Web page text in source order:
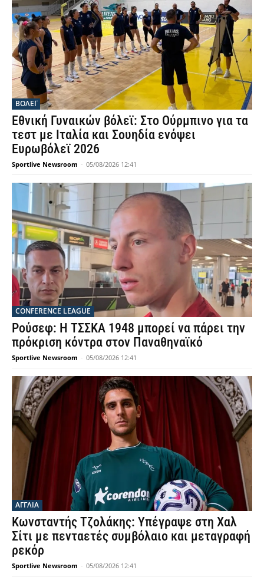
ΒΟΛΕΪ
Εθνική Γυναικών βόλεϊ: Στο Ούρμπινο για τα
τεστ με Ιταλία και Σουηδία ενόψει
Ευρωβόλεϊ 2026
Sportlive Newsroom - 05/08/2026 12:41
CONFERENCE LEAGUE
Ρούσεφ: Η ΤΣΣΚΑ 1948 μπορεί να πάρει την
πρόκριση κόντρα στον Παναθηναϊκό
Sportlive Newsroom - 05/08/2026 12:41
ΑΓΓΛΙΑ
Κωνσταντής Τζολάκης: Υπέγραψε στη Χαλ
Σίτι με πενταετές συμβόλαιο και μεταγραφή
ρεκόρ
Sportlive Newsroom - 05/08/2026 12:41